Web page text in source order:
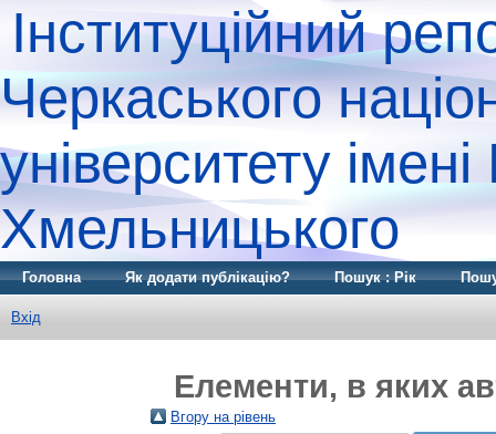
Інституційний
Черкаського
університету
Хмельницького
Головна Як додати публікацію? Пошук : Рік
Вхід
Елементи, в яких
Вгору на рівень